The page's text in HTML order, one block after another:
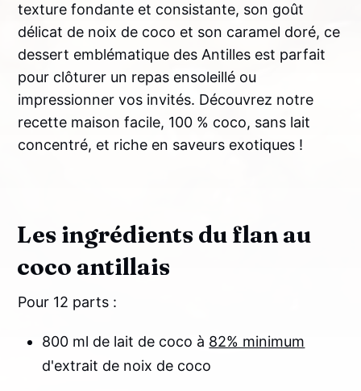
texture fondante et consistante, son goût
délicat de noix de coco et son caramel doré, ce
dessert emblématique des Antilles est parfait
pour clôturer un repas ensoleillé ou
impressionner vos invités. Découvrez notre
recette maison facile, 100 % coco, sans lait
concentré, et riche en saveurs exotiques !
Les ingrédients du flan au
coco antillais
Pour 12 parts :
800 ml de lait de coco à 82% minimum
d'extrait de noix de coco